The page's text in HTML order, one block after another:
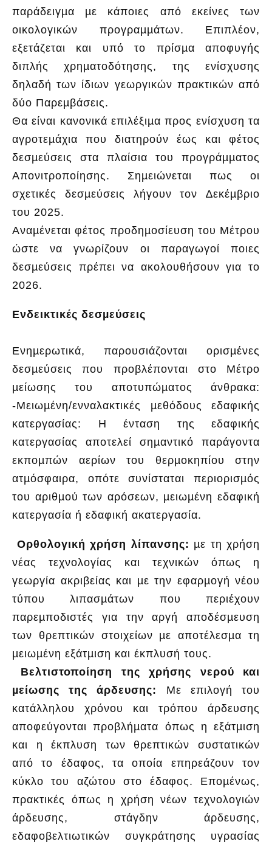
παράδειγµα µε κάποιες από εκείνες των
οικολογικών προγραµµάτων. Επιπλέον,
εξετάζεται και υπό το πρίσµα αποφυγής
διπλής χρηµατοδότησης, της ενίσχυσης
δηλαδή των ίδιων γεωργικών πρακτικών από
δύο Παρεµβάσεις.
Θα είναι κανονικά επιλέξιµα προς ενίσχυση τα
αγροτεµάχια που διατηρούν έως και φέτος
δεσµεύσεις στα πλαίσια του προγράµµατος
Απονιτροποίησης. Σηµειώνεται πως οι
σχετικές δεσµεύσεις λήγουν τον ∆εκέµβριο
του 2025.
Αναµένεται φέτος προδηµοσίευση του Μέτρου
ώστε να γνωρίζουν οι παραγωγοί ποιες
δεσµεύσεις πρέπει να ακολουθήσουν για το
2026.
Ενδεικτικές δεσµεύσεις
Ενηµερωτικά, παρουσιάζονται ορισµένες
δεσµεύσεις που προβλέπονται στο Μέτρο
µείωσης του αποτυπώµατος άνθρακα:
-Μειωµένη/ενναλακτικές µεθόδους εδαφικής
κατεργασίας: Η ένταση της εδαφικής
κατεργασίας αποτελεί σηµαντικό παράγοντα
εκποµπών αερίων του θερµοκηπίου στην
ατµόσφαιρα, οπότε συνίσταται περιορισµός
του αριθµού των αρόσεων, µειωµένη εδαφική
κατεργασία ή εδαφική ακατεργασία.
Ορθολογική χρήση λίπανσης: µε τη χρήση
νέας τεχνολογίας και τεχνικών όπως η
γεωργία ακριβείας και µε την εφαρµογή νέου
τύπου λιπασµάτων που περιέχουν
παρεµποδιστές για την αργή αποδέσµευση
των θρεπτικών στοιχείων µε αποτέλεσµα τη
µειωµένη εξάτµιση και έκπλυσή τους.
Βελτιστοποίηση της χρήσης νερού και
µείωσης της άρδευσης:
Με επιλογή του
κατάλληλου χρόνου και τρόπου άρδευσης
αποφεύγονται προβλήµατα όπως η εξάτµιση
και η έκπλυση των θρεπτικών συστατικών
από το έδαφος, τα οποία επηρεάζουν τον
κύκλο του αζώτου στο έδαφος. Εποµένως,
πρακτικές όπως η χρήση νέων τεχνολογιών
άρδευσης, στάγδην άρδευσης,
εδαφοβελτιωτικών συγκράτησης υγρασίας